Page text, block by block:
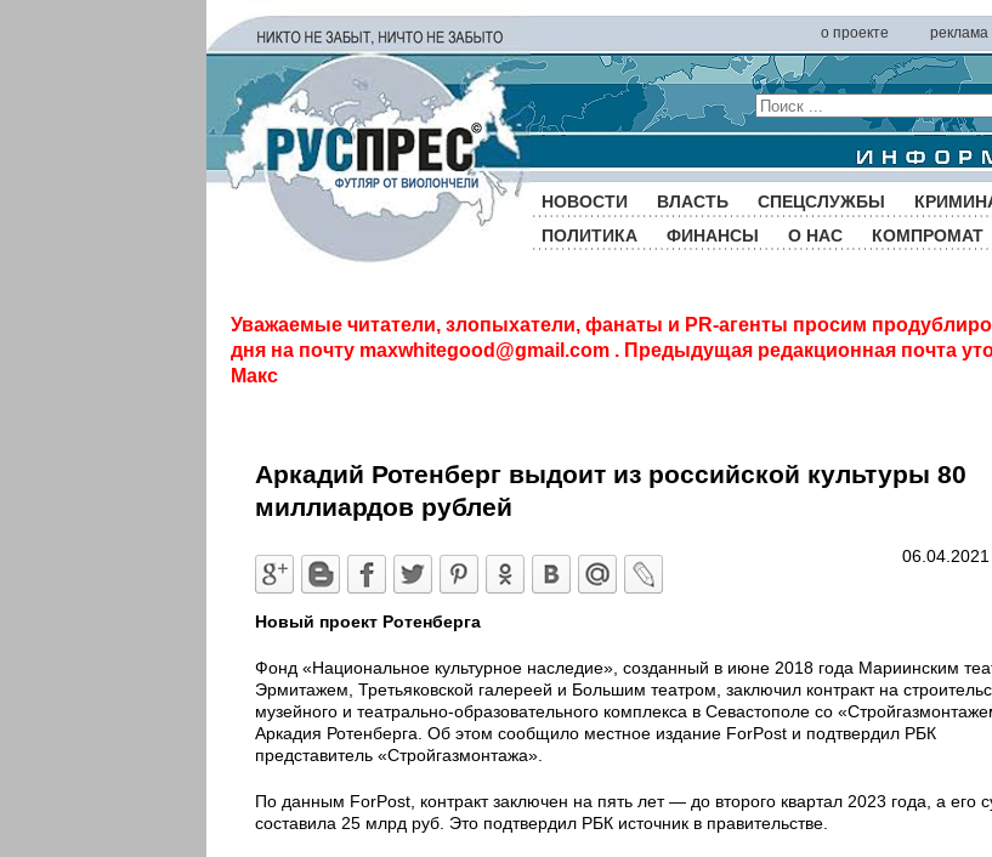
о проекте реклама
НОВОСТИ ВЛАСТЬ СПЕЦСЛУЖБЫ
ПОЛИТИКА
ФИНАНСЫ О НАС КОМПРОМАТ
Уважаемые читатели, злопыхатели, фанаты и PR-агенты просим
дня на почту maxwhitegood@gmail.com . Предыдущая редакционная почта
Макс
Аркадий Ротенберг выдоит из российской культуры 80
миллиардов рублей
Новый проект Ротенберга
Фонд «Национальное культурное наследие», созданный в июне 2018 года Мариинским
Эрмитажем, Третьяковской галереей и Большим театром, заключил контракт на
музейного и театрально-образовательного комплекса в Севастополе со
Аркадия Ротенберга. Об этом сообщило местное издание ForPost и подтвердил РБК
представитель «Стройгазмонтажа».
По данным ForPost, контракт заключен на пять лет — до второго квартал 2023 года, а его
составила 25 млрд руб. Это подтвердил РБК источник в правительстве.